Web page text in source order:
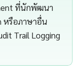
ที่นักพัฒนา
หรือภาษาอื่น
Trail Logging